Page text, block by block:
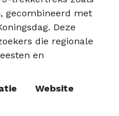
gecombineerd met
Deze
die regionale
en
Website